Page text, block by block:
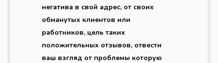
негатива в свой адрес, от своих
обманутых клиентов или
работников, цель таких
положительных отзывов, отвести
ваш взгляд от проблемы которую